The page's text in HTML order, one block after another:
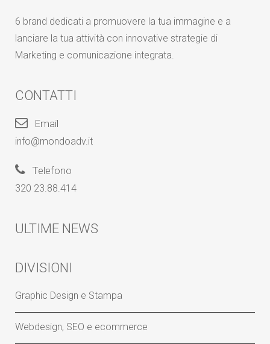
6 brand dedicati a promuovere la tua immagine e a
lanciare la tua attività con innovative strategie di
Marketing e comunicazione integrata.
CONTATTI
Email
info@mondoadv.it
Telefono
320 23.88.414
ULTIME NEWS
DIVISIONI
Graphic Design e Stampa
Webdesign, SEO e ecommerce